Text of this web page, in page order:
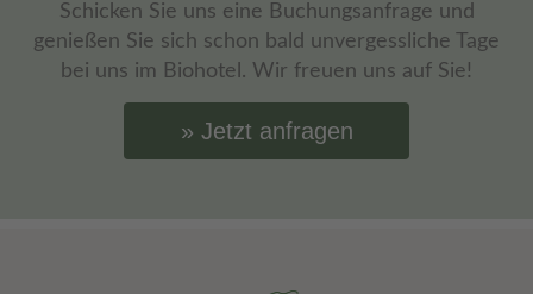
Schicken Sie uns eine Buchungsanfrage und
genießen Sie sich schon bald unvergessliche Tage
bei uns im Biohotel. Wir freuen uns auf Sie!
Jetzt anfragen